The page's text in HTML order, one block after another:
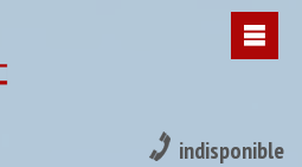
indisponible